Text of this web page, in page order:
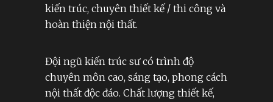
kiến trúc, chuyên thiết kế / thi công và
hoàn thiện nội thất.
Đội ngũ kiến trúc sư có trình độ
chuyên môn cao, sáng tạo, phong cách
nội thất độc đáo. Chất lượng thiết kế,